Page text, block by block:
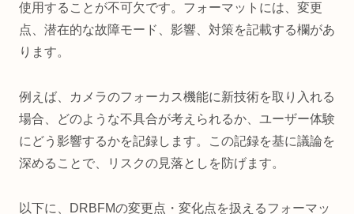
使用することが不可欠です。フォーマットには、変更
点、潜在的な故障モード、影響、対策を記載する欄があ
ります。
例えば、カメラのフォーカス機能に新技術を取り入れる
場合、どのような不具合が考えられるか、ユーザー体験
にどう影響するかを記録します。この記録を基に議論を
深めることで、リスクの見落としを防げます。
以下に、DRBFMの変更点・変化点を扱えるフォーマッ